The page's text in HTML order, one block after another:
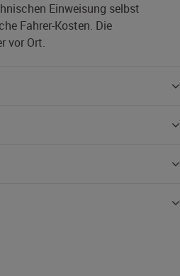
Einweisung selbst
Fahrer-Kosten. Die
vor Ort.